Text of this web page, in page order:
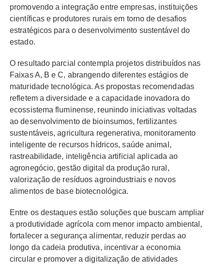
promovendo a integração entre empresas, instituições
científicas e produtores rurais em torno de desafios
estratégicos para o desenvolvimento sustentável do
estado.
O resultado parcial contempla projetos distribuídos nas
Faixas A, B e C, abrangendo diferentes estágios de
maturidade tecnológica. As propostas recomendadas
refletem a diversidade e a capacidade inovadora do
ecossistema fluminense, reunindo iniciativas voltadas
ao desenvolvimento de bioinsumos, fertilizantes
sustentáveis, agricultura regenerativa, monitoramento
inteligente de recursos hídricos, saúde animal,
rastreabilidade, inteligência artificial aplicada ao
agronegócio, gestão digital da produção rural,
valorização de resíduos agroindustriais e novos
alimentos de base biotecnológica.
Entre os destaques estão soluções que buscam ampliar
a produtividade agrícola com menor impacto ambiental,
fortalecer a segurança alimentar, reduzir perdas ao
longo da cadeia produtiva, incentivar a economia
circular e promover a digitalização de atividades